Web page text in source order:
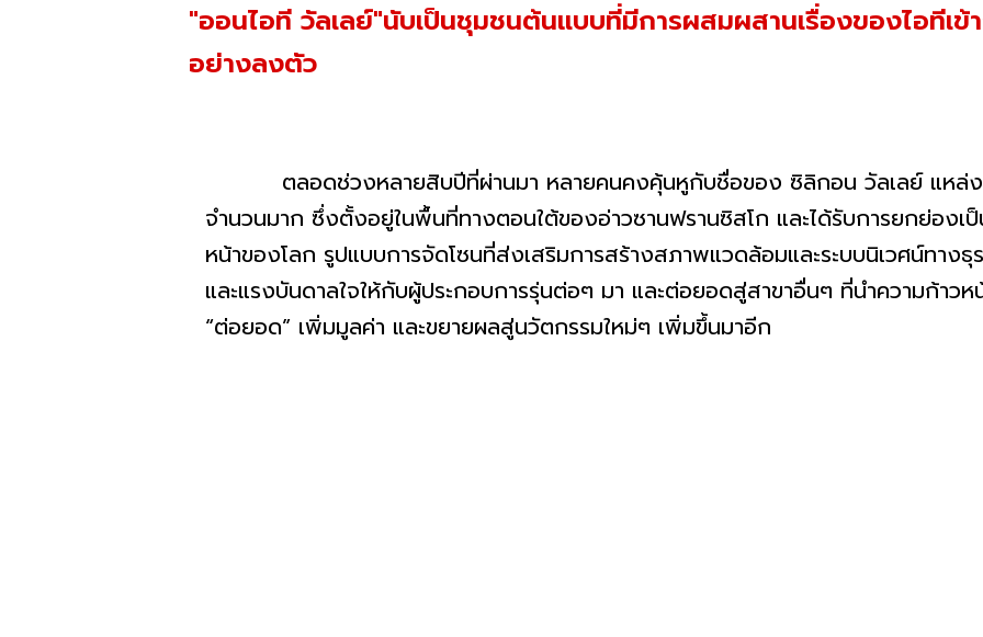
"ออนไอที วัลเลย์"นับเป็นชุมชนต้นแบบที่มีการผสมผสานเรื่องของไอทีเข้
อย่างลงตัว
ตลอดช่วงหลายสิบปีที่ผ่านมา หลายคนคงคุ้นหูกับชื่อของ ซิลิกอน วัลเลย์ แหล่งก
จำนวนมาก ซึ่งตั้งอยู่ในพื้นที่ทางตอนใต้ของอ่าวซานฟรานซิสโก และได้รับการยกย่องเ
หน้าของโลก รูปแบบการจัดโซนที่ส่งเสริมการสร้างสภาพแวดล้อมและระบบนิเวศน์ทาง
และแรงบันดาลใจให้กับผู้ประกอบการรุ่นต่อๆ มา และต่อยอดสู่สาขาอื่นๆ ที่นำความก้าวห
“ต่อยอด” เพิ่มมูลค่า และขยายผลสู่นวัตกรรมใหม่ๆ เพิ่มขึ้นมาอีก